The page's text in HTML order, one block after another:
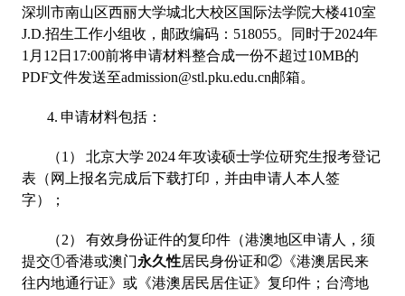
深圳市南山区西丽大学城北大校区国际法学院大楼410室
J.D.招生工作小组收，邮政编码：518055。同时于2024年
1月12日17:00前将申请材料整合成一份不超过10MB的
PDF文件发送至admission@stl.pku.edu.cn邮箱。
4. 申请材料包括：
（1） 北京大学 2024 年攻读硕士学位研究生报考登记
表（网上报名完成后下载打印，并由申请人本人签
字）；
（2） 有效身份证件的复印件（港澳地区申请人，须
提交①香港或澳门永久性居民身份证和②《港澳居民来
往内地通行证》或《港澳居民居住证》复印件；台湾地